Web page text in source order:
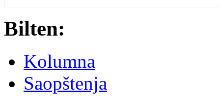
Bilten:
Kolumna
Saopštenja